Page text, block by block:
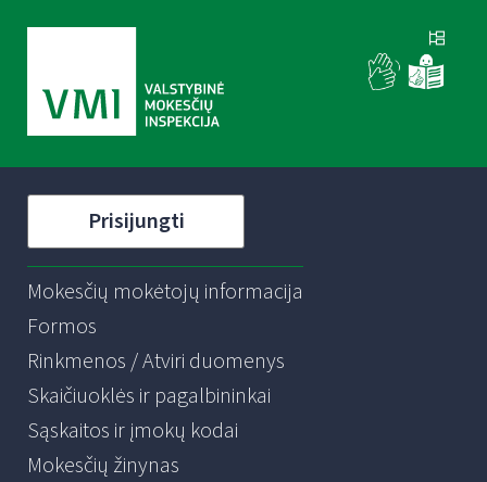
Prisijungti
Mokesčių mokėtojų informacija
Formos
Rinkmenos / Atviri duomenys
Skaičiuoklės ir pagalbininkai
Sąskaitos ir įmokų kodai
Mokesčių žinynas